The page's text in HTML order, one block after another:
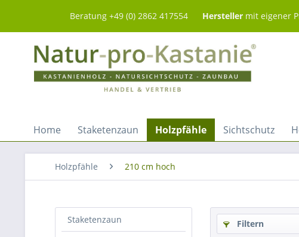
Beratung +49 (0) 2862 417554 Hersteller mit eigener
Home Staketenzaun Holzpfähle Sichtschutz
Holzpfähle 210 cm hoch
Staketenzaun Filtern